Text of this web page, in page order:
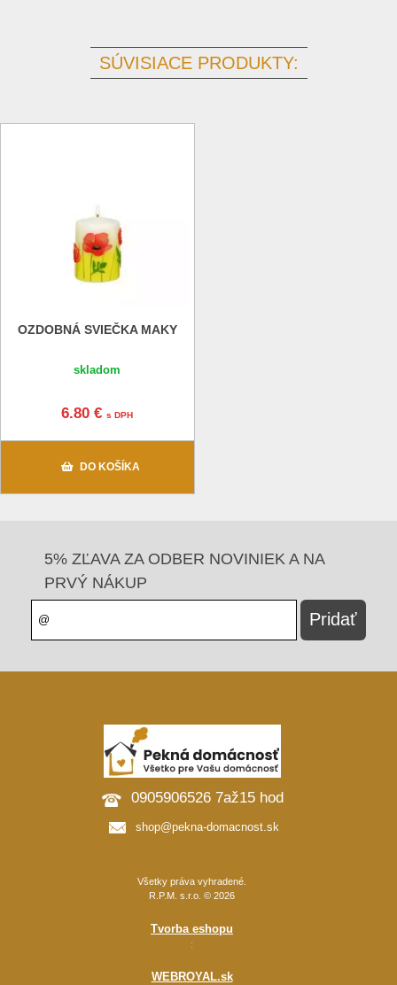
SÚVISIACE PRODUKTY:
OZDOBNÁ SVIEČKA MAKY
skladom
6.80 €s DPH
DO KOŠÍKA
5% ZĽAVA ZA ODBER NOVINIEK A NA
PRVÝ NÁKUP
0905906526 7až15 hod
shop@pekna-domacnost.sk
Všetky práva vyhradené.
R.P.M. s.r.o. © 2026
Tvorba eshopu
:
WEBROYAL.sk